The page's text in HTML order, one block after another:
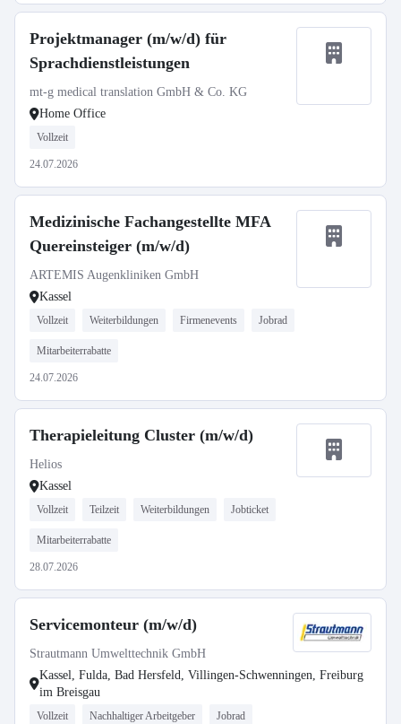
Projektmanager (m/w/d) für
Sprachdienstleistungen
mt-g medical translation GmbH & Co. KG
Home Office
Vollzeit
24.07.2026
Medizinische Fachangestellte MFA
Quereinsteiger (m/w/d)
ARTEMIS Augenkliniken GmbH
Kassel
Vollzeit Weiterbildungen Firmenevents Jobrad
Mitarbeiterrabatte
24.07.2026
Therapieleitung Cluster (m/w/d)
Helios
Kassel
Vollzeit Teilzeit Weiterbildungen Jobticket
Mitarbeiterrabatte
28.07.2026
Servicemonteur (m/w/d)
Strautmann Umwelttechnik GmbH
Kassel, Fulda, Bad Hersfeld, Villingen-Schwenningen, Freiburg
im Breisgau
Vollzeit Nachhaltiger Arbeitgeber Jobrad